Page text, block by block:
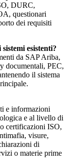
DURC,
questionari
dei requisiti
esistenti?
da SAP Ariba,
documentali, PEC,
il sistema
e informazioni
e al livello di
certificazioni ISO,
visure,
di
o materie prime